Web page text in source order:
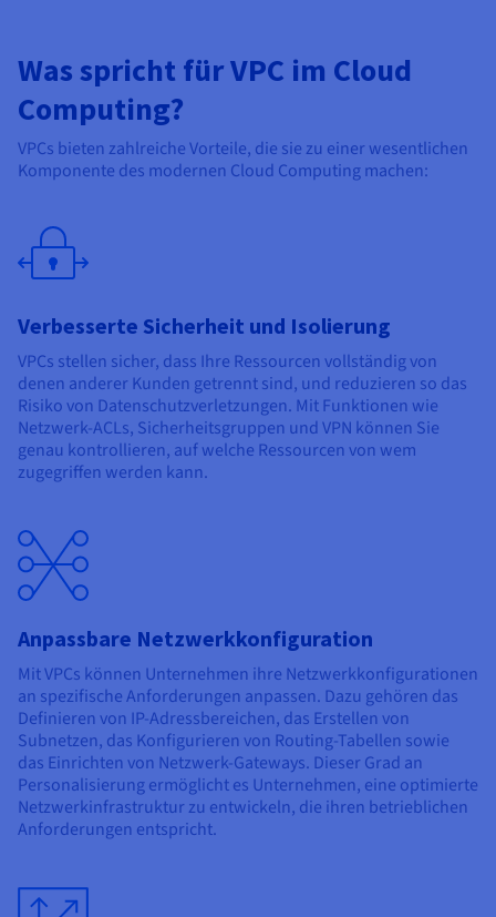
Was spricht für VPC im Cloud
Computing?
VPCs bieten zahlreiche Vorteile, die sie zu einer wesentlichen
Komponente des modernen Cloud Computing machen:
Verbesserte Sicherheit und Isolierung
VPCs stellen sicher, dass Ihre Ressourcen vollständig von
denen anderer Kunden getrennt sind, und reduzieren so das
Risiko von Datenschutzverletzungen. Mit Funktionen wie
Netzwerk-ACLs, Sicherheitsgruppen und VPN können Sie
genau kontrollieren, auf welche Ressourcen von wem
zugegriffen werden kann.
Anpassbare Netzwerkkonfiguration
Mit VPCs können Unternehmen ihre Netzwerkkonfigurationen
an spezifische Anforderungen anpassen. Dazu gehören das
Definieren von IP-Adressbereichen, das Erstellen von
Subnetzen, das Konfigurieren von Routing-Tabellen sowie
das Einrichten von Netzwerk-Gateways. Dieser Grad an
Personalisierung ermöglicht es Unternehmen, eine optimierte
Netzwerkinfrastruktur zu entwickeln, die ihren betrieblichen
Anforderungen entspricht.